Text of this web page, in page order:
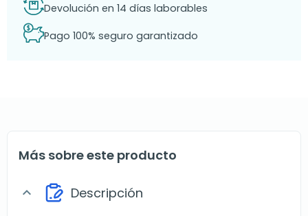
Devolución en 14 días laborables
Pago 100% seguro garantizado
Más sobre este producto
expand_more Descripción